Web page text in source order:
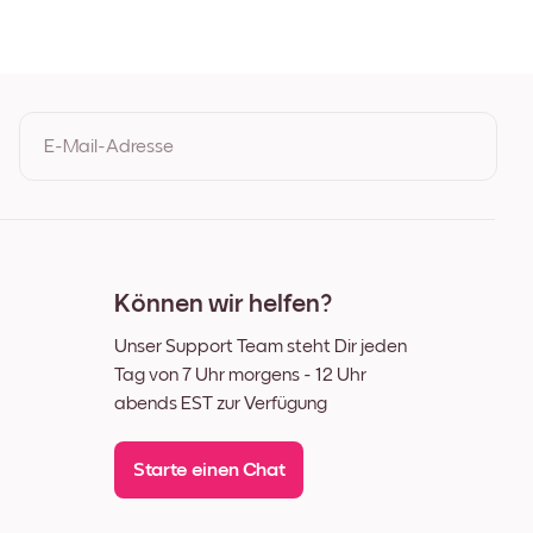
E-Mail-Adresse
Können wir helfen?
Unser Support Team steht Dir jeden
Tag von 7 Uhr morgens - 12 Uhr
abends EST zur Verfügung
Starte einen Chat